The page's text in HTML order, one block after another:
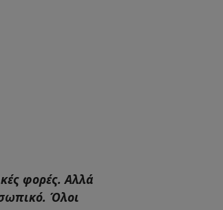
φορές. Αλλά
Όλοι